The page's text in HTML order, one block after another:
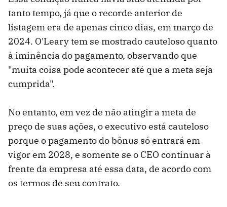
tanto tempo, já que o recorde anterior de
listagem era de apenas cinco dias, em março de
2024. O'Leary tem se mostrado cauteloso quanto
à iminência do pagamento, observando que
"muita coisa pode acontecer até que a meta seja
cumprida".
No entanto, em vez de não atingir a meta de
preço de suas ações, o executivo está cauteloso
porque o pagamento do bônus só entrará em
vigor em 2028, e somente se o CEO continuar à
frente da empresa até essa data, de acordo com
os termos de seu contrato.